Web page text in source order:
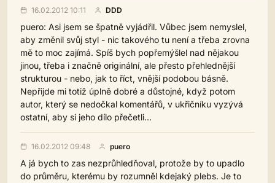
16.02.2012 10:11 DDD
puero: Asi jsem se špatně vyjádřil. Vůbec jsem nemyslel,
aby změnil svůj styl - nic takového tu není a třeba zrovna
mě to moc zajímá. Spíš bych popřemýšlel nad nějakou
jinou, třeba i značně originální, ale přesto přehlednější
strukturou - nebo, jak to říct, vnější podobou básně.
Nepřijde mi totiž úplně dobré a důstojné, když potom
autor, který se nedočkal komentářů, v ukřičníku vyzývá
ostatní, aby si jeho dílo přečetli...
16.02.2012 09:48 puero
A já bych to zas nezprůhledňoval, protože by to upadlo
do průměru, kterému by rozumněl kdejaký plebs. Je to